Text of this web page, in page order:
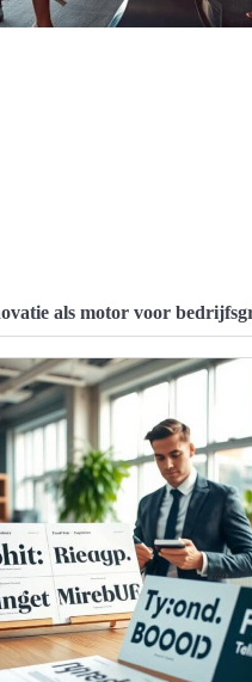
als motor voor